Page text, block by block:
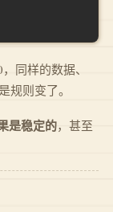
同样的数据、
规则变了。
是稳定的，甚至